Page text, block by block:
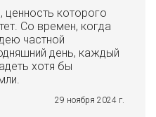
ценность которого
Со времен, когда
частной
день, каждый
хотя бы
29 ноября 2024 г.